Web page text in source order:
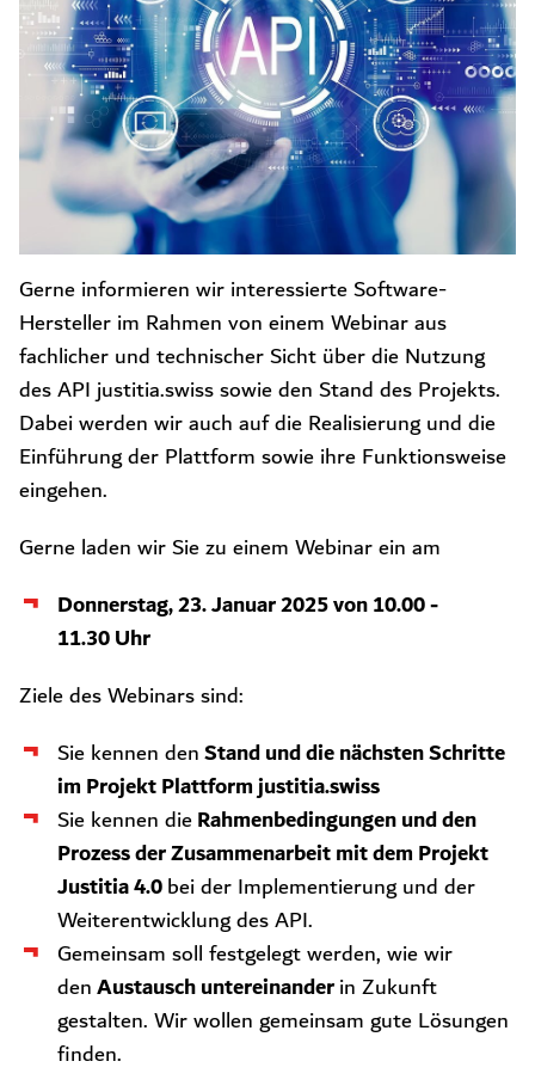
Gerne informieren wir interessierte Software-
Hersteller im Rahmen von einem Webinar aus
fachlicher und technischer Sicht über die Nutzung
des API justitia.swiss sowie den Stand des Projekts.
Dabei werden wir auch auf die Realisierung und die
Einführung der Plattform sowie ihre Funktionsweise
eingehen.
Gerne laden wir Sie zu einem Webinar ein am
Donnerstag, 23. Januar 2025 von 10.00 -
11.30 Uhr
Ziele des Webinars sind:
Sie kennen denStand und die nächsten Schritte
im Projekt Plattform justitia.swiss
Sie kennen dieRahmenbedingungen und den
Prozess der Zusammenarbeit mit dem Projekt
Justitia 4.0bei der Implementierung und der
Weiterentwicklung des API.
Gemeinsam soll festgelegt werden, wie wir
denAustausch untereinanderin Zukunft
gestalten. Wir wollen gemeinsam gute Lösungen
finden.